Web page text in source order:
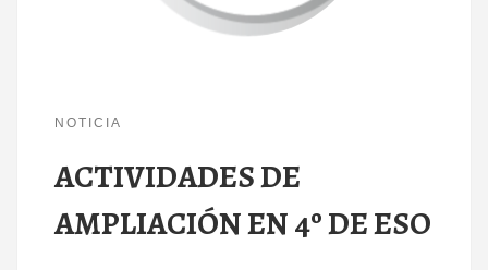
NOTICIA
ACTIVIDADES DE
AMPLIACIÓN EN 4º DE ESO